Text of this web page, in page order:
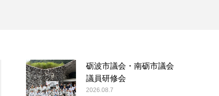
砺波市議会・南砺市議会
議員研修会
2026.08.7